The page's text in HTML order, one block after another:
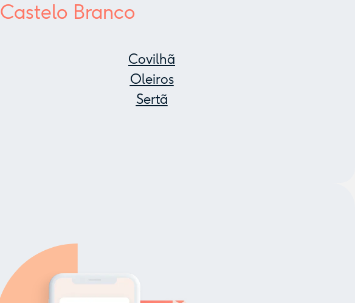
Castelo Branco
Covilhã
Oleiros
Sertã